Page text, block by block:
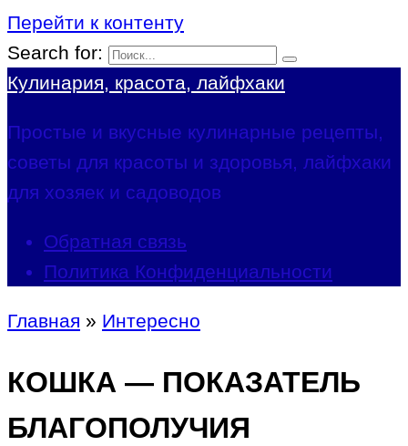
Перейти к контенту
Search for:
Кулинария, красота, лайфхаки
Простые и вкусные кулинарные рецепты,
советы для красоты и здоровья, лайфхаки
для хозяек и садоводов
Обратная связь
Политика Конфиденциальности
Главная » Интересно
КОШКА — ПОКАЗАТЕЛЬ
БЛАГОПОЛУЧИЯ